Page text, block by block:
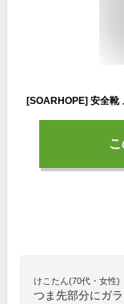
けこたん(70代・女性)
つま先部分にガ